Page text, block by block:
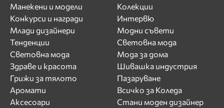
Манекени и модели
Конкурси и награди
Млади дизайнери
Тенденции
Световна мода
Здраве и красота
Грижи за тялото
Аромати
Аксесоари
Колекции
Интервю
Модни съвети
Световна мода
Мода за дома
Шивашка индустрия
Пазаруване
Всичко за Коледа
Стани моден дизайнер